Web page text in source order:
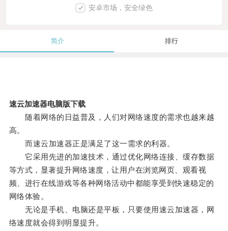
安卓市场，安全绿色
简介 排行
速云加速器电脑版下载
随着网络的日益普及，人们对网络速度的需求也越来越
高。
而速云加速器正是满足了这一需求的利器。
它采用先进的加速技术，通过优化网络连接、缓存数据
等方式，显著提升网络速度，让用户在浏览网页、观看视
频、进行在线游戏等各种网络活动中都能享受到快速稳定的
网络体验。
无论是手机、电脑还是平板，只要使用速云加速器，网
络速度就会得到明显提升。